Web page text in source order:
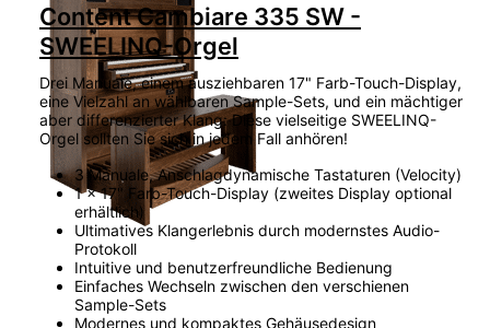
Content Cambiare 335 SW -
SWEELINQ-Orgel
Drei Manuale, einem ausziehbaren 17" Farb-Touch-Display,
eine Vielzahl an wählbaren Sample-Sets, und ein mächtiger
aber differenzierter Klang: Diese vielseitige SWEELINQ-
Orgel sollten Sie sich in jedem Fall anhören!
3 Manuale, Anschlagdynamische Tastaturen (Velocity)
1 x 17" Farb-Touch-Display (zweites Display optional
erhältlich)
Ultimatives Klangerlebnis durch modernstes Audio-
Protokoll
Intuitive und benutzerfreundliche Bedienung
Einfaches Wechseln zwischen den verschienen
Sample-Sets
Modernes und kompaktes Gehäusedesign